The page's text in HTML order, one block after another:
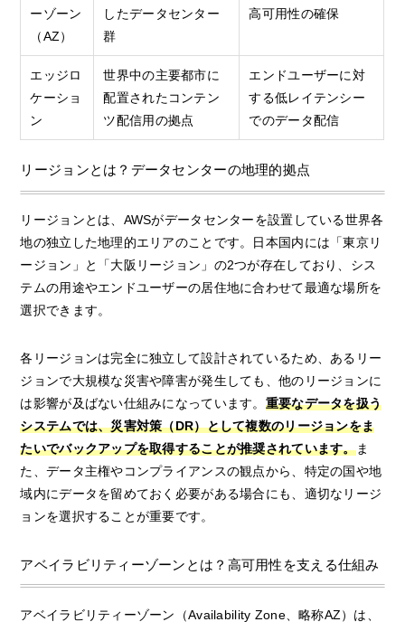
ーゾーン
（AZ）
したデータセンター
群
高可用性の確保
エッジロ
ケーショ
ン
世界中の主要都市に
配置されたコンテン
ツ配信用の拠点
エンドユーザーに対
する低レイテンシー
でのデータ配信
リージョンとは？データセンターの地理的拠点
リージョンとは、AWSがデータセンターを設置している世界各
地の独立した地理的エリアのことです。日本国内には「東京リ
ージョン」と「大阪リージョン」の2つが存在しており、シス
テムの用途やエンドユーザーの居住地に合わせて最適な場所を
選択できます。
各リージョンは完全に独立して設計されているため、あるリー
ジョンで大規模な災害や障害が発生しても、他のリージョンに
は影響が及ばない仕組みになっています。 重要なデータを扱う
システムでは、災害対策（DR）として複数のリージョンをま
たいでバックアップを取得することが推奨されています。ま
た、データ主権やコンプライアンスの観点から、特定の国や地
域内にデータを留めておく必要がある場合にも、適切なリージ
ョンを選択することが重要です。
アベイラビリティーゾーンとは？高可用性を支える仕組み
アベイラビリティーゾーン（Availability Zone、略称AZ）は、